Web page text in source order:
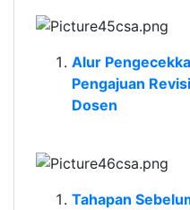
Alur
Pengajuan
Dosen
Tahapan